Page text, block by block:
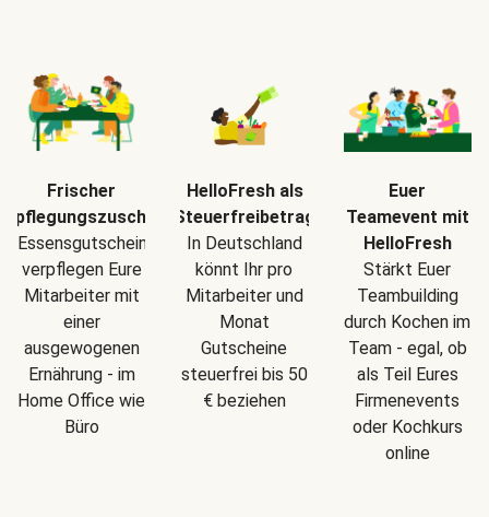
Frischer
Essensgutscheine
verpflegen Eure
Mitarbeiter mit
einer
ausgewogenen
Ernährung - im
Home Office wie
Büro
HelloFresh als
Steuerfreibetrag
In Deutschland
könnt Ihr pro
Mitarbeiter und
Monat
Gutscheine
steuerfrei bis 50
€ beziehen
Euer
Teamevent mit
HelloFresh
Stärkt Euer
Teambuilding
durch Kochen im
Team - egal, ob
als Teil Eures
Firmenevents
oder Kochkurs
online